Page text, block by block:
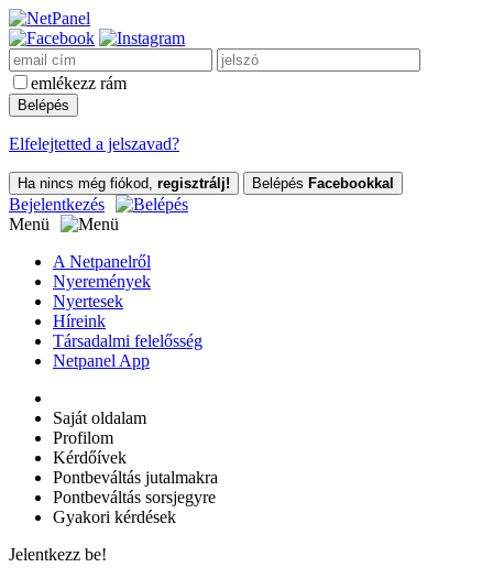
emlékezz rám
Elfelejtetted a jelszavad?
Ha nincs még fiókod, regisztrálj! Belépés Facebookkal
Bejelentkezés
Menü
A Netpanelről
Nyeremények
Nyertesek
Híreink
Társadalmi felelősség
Netpanel App
Saját oldalam
Profilom
Kérdőívek
Pontbeváltás jutalmakra
Pontbeváltás sorsjegyre
Gyakori kérdések
Jelentkezz be!